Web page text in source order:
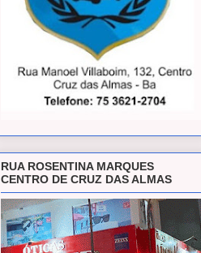
RUA ROSENTINA MARQUES
CENTRO DE CRUZ DAS ALMAS